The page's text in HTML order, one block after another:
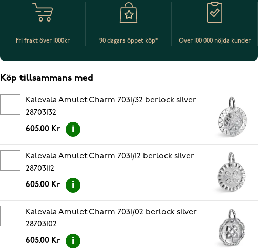
Fri frakt över 1000kr 90 dagars öppet köp* Över 100 000 nöjda kunder
Köp tillsammans med
Kalevala Amulet Charm 7031/32 berlock silver
28703132
605.00 Kr
Kalevala Amulet Charm 7031/12 berlock silver
28703112
605.00 Kr
Kalevala Amulet Charm 7031/02 berlock silver
28703102
605.00 Kr